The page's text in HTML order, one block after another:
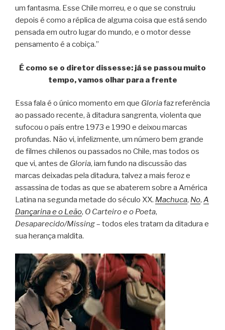
um fantasma. Esse Chile morreu, e o que se construiu
depois é como a réplica de alguma coisa que está sendo
pensada em outro lugar do mundo, e o motor desse
pensamento é a cobiça.”
É como se o diretor dissesse: já se passou muito
tempo, vamos olhar para a frente
Essa fala é o único momento em que Gloriafaz referência
ao passado recente, à ditadura sangrenta, violenta que
sufocou o país entre 1973 e 1990 e deixou marcas
profundas. Não vi, infelizmente, um número bem grande
de filmes chilenos ou passados no Chile, mas todos os
que vi, antes de Gloria, iam fundo na discussão das
marcas deixadas pela ditadura, talvez a mais feroz e
assassina de todas as que se abaterem sobre a América
Latina na segunda metade do século XX. Machuca, No, A
Dançarina e o Leão, O Carteiro e o Poeta,
Desaparecido/Missing– todos eles tratam da ditadura e
sua herança maldita.